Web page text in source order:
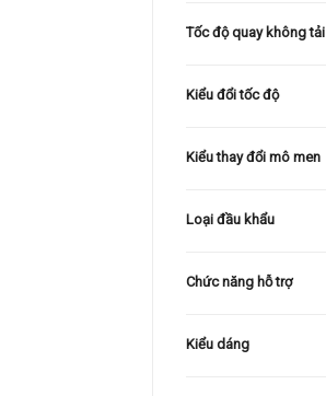
Tốc độ quay không tải
Kiểu đổi tốc độ
Kiểu thay đổi mô men
Loại đầu khẩu
Chức năng hỗ trợ
Kiểu dáng